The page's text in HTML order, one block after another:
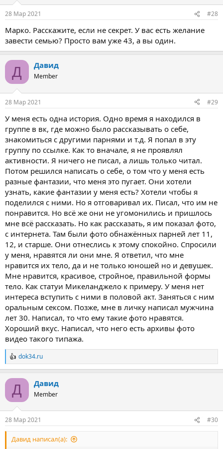
28 Мар 2021 #28
Марко. Расскажите, если не секрет. У вас есть желание
завести семью? Просто вам уже 43, а вы один.
Д Давид
Member
28 Мар 2021 #29
У меня есть одна история. Одно время я находился в
группе в вк, где можно было рассказывать о себе,
знакомиться с другими парнями и т.д. Я попал в эту
группу по ссылке. Как то вначале, я не проявлял
активности. Я ничего не писал, а лишь только читал.
Потом решился написать о себе, о том что у меня есть
разные фантазии, что меня это пугает. Они хотели
узнать, какие фантазии у меня есть? Хотели чтобы я
поделился с ними. Но я отговаривал их. Писал, что им не
понравится. Но всё же они не угомонились и пришлось
мне всё рассказать. Но как рассказать, я им показал фото,
с интернета. Там были фото обнажённых парней лет 11,
12, и старше. Они отнеслись к этому спокойно. Спросили
у меня, нравятся ли они мне. Я ответил, что мне
нравится их тело, да и не только юношей но и девушек.
Мне нравится, красивое, стройное, правильной формы
тело. Как статуи Микеланджело к примеру. У меня нет
интереса вступить с ними в половой акт. Заняться с ним
оральным сексом. Позже, мне в личку написал мужчина
лет 30. Написал, то что ему такие фото нравятся.
Хороший вкус. Написал, что него есть архивы фото
видео такого типажа.
Р
е
и
dok34.ru
Д Давид
Member
28 Мар 2021 #30
Давид написал(а):